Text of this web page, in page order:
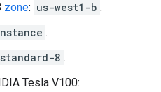
zone: us-west1-b .
.
8 .
Tesla V100: